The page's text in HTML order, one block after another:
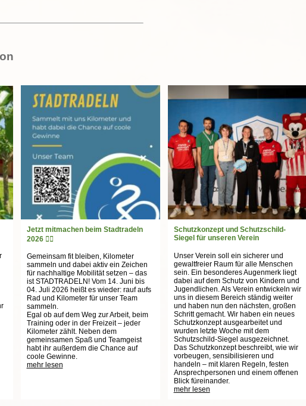
Jetzt mitmachen beim Stadtradeln
2026 🚴‍♀️
Gemeinsam fit bleiben, Kilometer
sammeln und dabei aktiv ein Zeichen
für nachhaltige Mobilität setzen – das
ist STADTRADELN! Vom 14. Juni bis
04. Juli 2026 heißt es wieder: rauf aufs
Rad und Kilometer für unser Team
sammeln.
Egal ob auf dem Weg zur Arbeit, beim
Training oder in der Freizeit – jeder
Kilometer zählt. Neben dem
gemeinsamen Spaß und Teamgeist
habt ihr außerdem die Chance auf
coole Gewinne.
mehr lesen
Schutzkonzept und Schutzschild-
Siegel für unseren Verein
Unser Verein soll ein sicherer und
gewaltfreier Raum für alle Menschen
sein. Ein besonderes Augenmerk liegt
dabei auf dem Schutz von Kindern und
Jugendlichen. Als Verein entwickeln wir
uns in diesem Bereich ständig weiter
und haben nun den nächsten, großen
Schritt gemacht. Wir haben ein neues
Schutzkonzept ausgearbeitet und
wurden letzte Woche mit dem
Schutzschild-Siegel ausgezeichnet.
Das Schutzkonzept beschreibt, wie wir
vorbeugen, sensibilisieren und
handeln – mit klaren Regeln, festen
Ansprechpersonen und einem offenen
Blick füreinander.
mehr lesen